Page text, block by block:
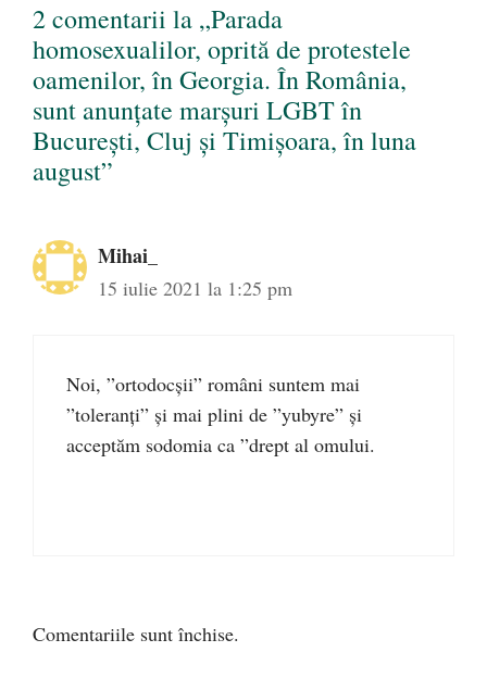
2 comentarii la „Parada
homosexualilor, oprită de protestele
oamenilor, în Georgia. În România,
sunt anunțate marșuri LGBT în
București, Cluj și Timișoara, în luna
august”
Mihai_
15 iulie 2021 la 1:25 pm
Noi, ”ortodocșii” români suntem mai
”toleranți” și mai plini de ”yubyre” și
acceptăm sodomia ca ”drept al omului.
Comentariile sunt închise.